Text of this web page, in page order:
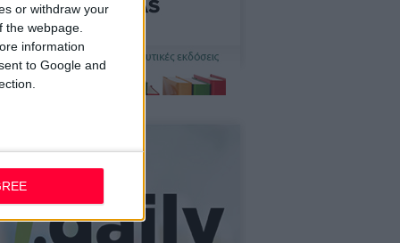
or withdraw your
webpage.
information
to Google and